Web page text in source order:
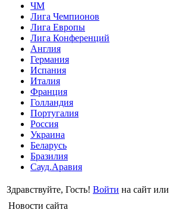
ЧМ
Лига Чемпионов
Лига Европы
Лига Конференций
Англия
Германия
Испания
Италия
Франция
Голландия
Португалия
Россия
Украина
Беларусь
Бразилия
Сауд.Аравия
Здравствуйте, Гость! Войти на сайт или
Новости сайта